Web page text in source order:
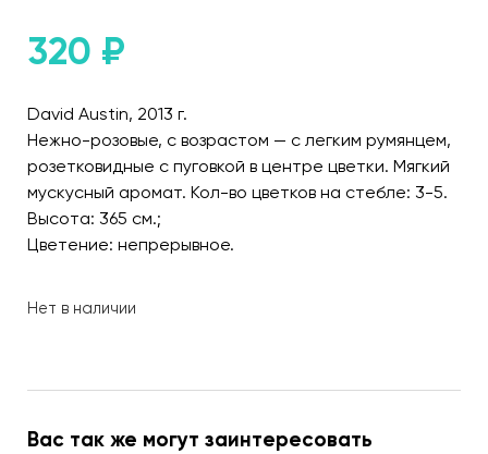
320 ₽
David Austin, 2013 г.
Нежно-розовые, с возрастом — с легким румянцем,
розетковидные с пуговкой в центре цветки. Мягкий
мускусный аромат. Кол-во цветков на стебле: 3-5.
Высота: 365 см.;
Цветение: непрерывное.
Нет в наличии
Вас так же могут заинтересовать